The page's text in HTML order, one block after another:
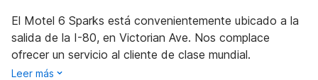
El Motel 6 Sparks está convenientemente ubicado a la
salida de la I-80, en Victorian Ave. Nos complace
ofrecer un servicio al cliente de clase mundial.
Leer más